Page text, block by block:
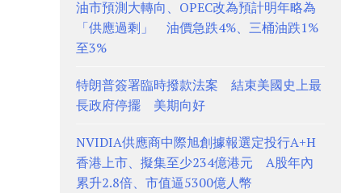
油市預測大轉向、OPEC改為預計明年略為
「供應過剩」 油價急跌4%、三桶油跌1%
至3%
特朗普簽署臨時撥款法案 結束美國史上最
長政府停擺 美期向好
NVIDIA供應商中際旭創據報選定投行A+H
香港上市、擬集至少234億港元 A股年內
累升2.8倍、市值逼5300億人幣